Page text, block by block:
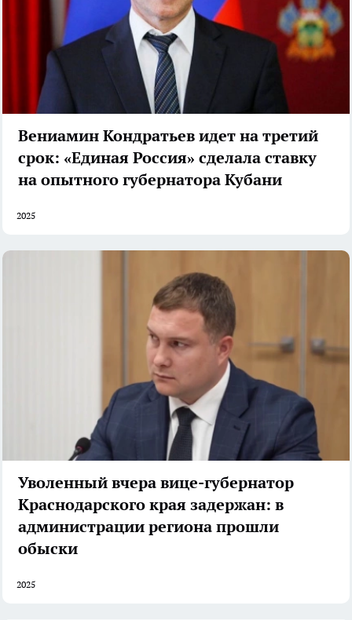
Вениамин Кондратьев идет на третий
срок: «Единая Россия» сделала ставку
на опытного губернатора Кубани
2025
Уволенный вчера вице-губернатор
Краснодарского края задержан: в
администрации региона прошли
обыски
2025